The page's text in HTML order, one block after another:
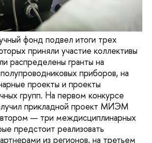
фонд подвел итоги трех
приняли участие коллективы
гранты на
приборов, на
проекты и проекты
групп. На первом конкурсе
прикладной проект МИЭМ
— три междисциплинарных
предстоит реализовать
из регионов, на третьем